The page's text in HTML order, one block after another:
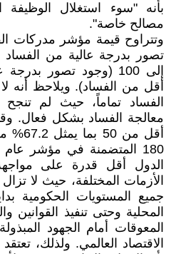
بأنه "سوء استغلال
مصالح خاصة".
وتتراوح قيمة مؤشر مدركات
تصور بدرجة عالية من
إلى 100 (وجود تصور
أقل من الفساد). ويلاحظ أنه
الفساد تماماً، حيث لم
أقل من
الدول أقل قدرة على
الأزمات المختلفة، حيث لا
جميع المستويات الحكومية
المحلية وحتى تنفيذ القوانين
المعوقات أمام الجهود
الاقتصاد العالمي. ولذلك،